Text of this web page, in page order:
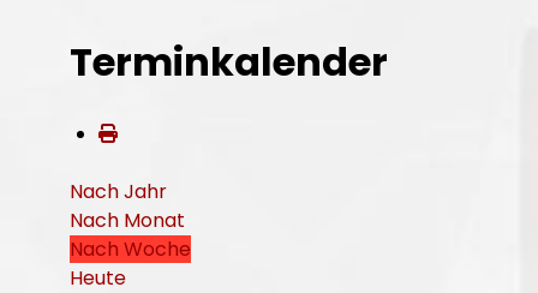
Terminkalender
Nach Jahr
Nach Monat
Nach Woche
Heute